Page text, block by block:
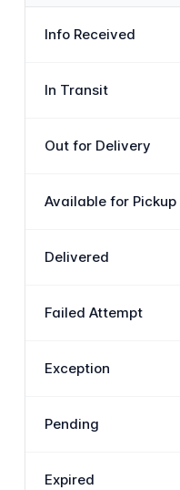
Info Received
In Transit
Out for Delivery
Available for Pickup
Delivered
Failed Attempt
Exception
Pending
Expired